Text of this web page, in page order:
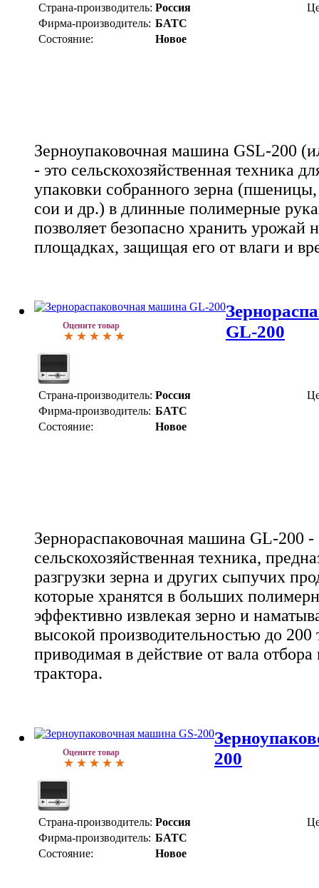
Страна-производитель: Россия
Фирма-производитель: БАТС
Состояние:
Новое
Зерноупаковочная машина GSL-200
- это сельскохозяйственная техника
упаковки собранного зерна
сои и др.) в длинные полимерные
позволяет безопасно хранить урожай
площадках, защищая его от влаги и
Оцените товар
GL-200
Страна-производитель: Россия
Фирма-производитель: БАТС
Состояние:
Новое
Зернораспаковочная машина GL-200 -
сельскохозяйственная техника,
разгрузки зерна и других сыпучих
которые хранятся в больших
эффективно извлекая зерно и
высокой производительностью до 200
приводимая в действие от вала
трактора.
Оцените товар
200
Страна-производитель: Россия
Фирма-производитель: БАТС
Состояние:
Новое